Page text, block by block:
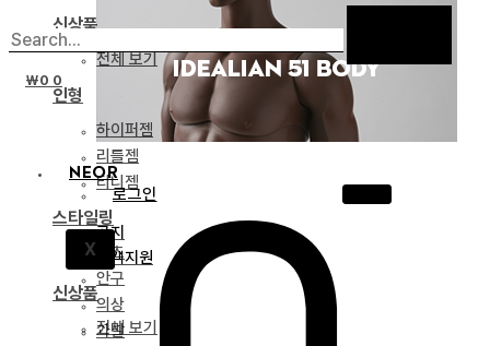
NEOR
로그인
X
공지
고객지원
신상품
전체 보기
신상품
전체 보기
인형
하이퍼젬
리틀젬
티니젬
스타일링
파츠
안구
의상
가발
₩0 0